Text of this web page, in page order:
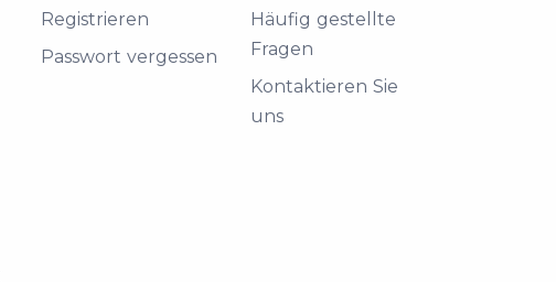
Registrieren
Passwort vergessen
Häufig gestellte
Fragen
Kontaktieren Sie
uns